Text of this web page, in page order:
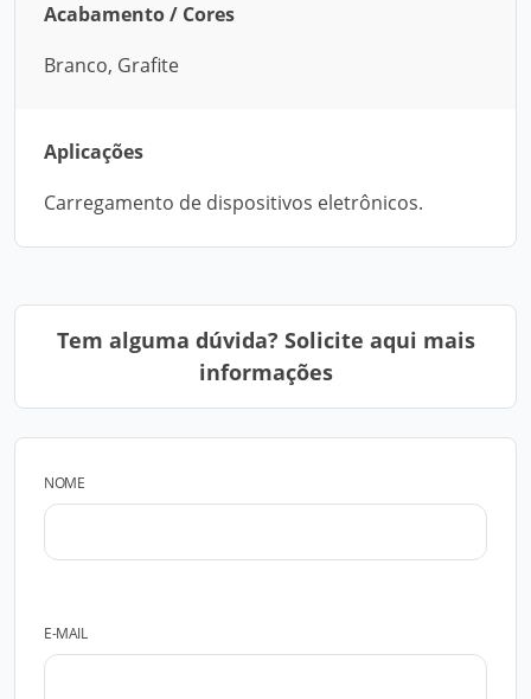
Acabamento / Cores
Branco, Grafite
Aplicações
Carregamento de dispositivos eletrônicos.
Tem alguma dúvida? Solicite aqui mais
informações
NOME
E-MAIL